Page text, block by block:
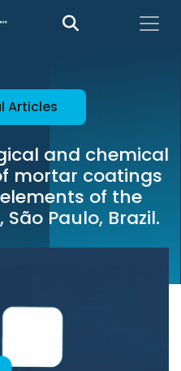
Articles
and chemical
mortar coatings
of the
Paulo, Brazil.